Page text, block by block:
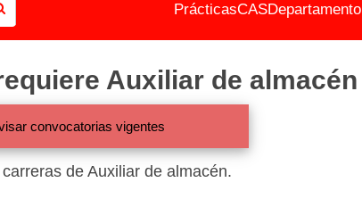
PrácticasCASDepartamento
Auxiliar de almacén
convocatorias vigentes
de Auxiliar de almacén.